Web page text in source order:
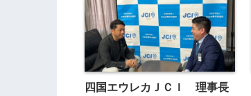
四国エウレカＪＣＩ 理事長